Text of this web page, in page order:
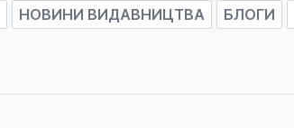
НОВИНИ ВИДАВНИЦТВА БЛОГИ